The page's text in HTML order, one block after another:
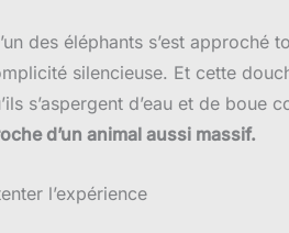
des éléphants s’est approché
silencieuse. Et cette
s’aspergent d’eau et de boue
d’un animal aussi massif.
l’expérience